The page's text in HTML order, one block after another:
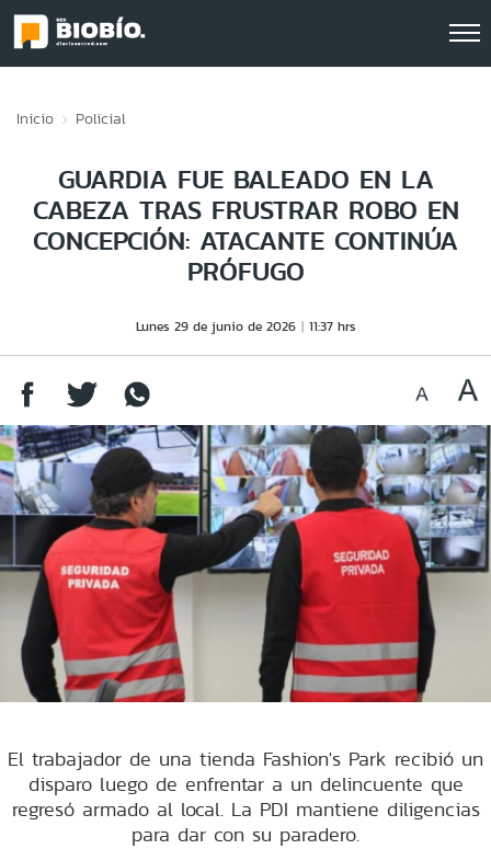
Inicio Policial
GUARDIA FUE BALEADO EN LA
CABEZA TRAS FRUSTRAR ROBO EN
CONCEPCIÓN: ATACANTE CONTINÚA
PRÓFUGO
Lunes 29 de junio de 2026 11:37 hrs
El trabajador de una tienda Fashion's Park recibió un
disparo luego de enfrentar a un delincuente que
regresó armado al local. La PDI mantiene diligencias
para dar con su paradero.